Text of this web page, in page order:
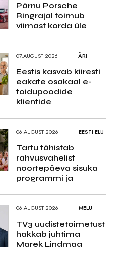
Pärnu Porsche
Ringrajal toimub
viimast korda üle
07.AUGUST 2026 ÄRI
Eestis kasvab kiiresti
eakate osakaal e-
toidupoodide
klientide
06.AUGUST 2026 EESTI ELU
Tartu tähistab
rahvusvahelist
noortepäeva sisuka
programmi ja
06.AUGUST 2026 MELU
TV3 uudistetoimetust
hakkab juhtima
Marek Lindmaa